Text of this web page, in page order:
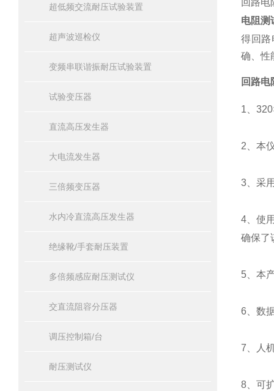
超低频交流耐压试验装置
超声波巡检仪
变频串联谐振耐压试验装置
试验变压器
直流高压发生器
大电流发生器
三倍频变压器
水内冷直流高压发生器
绝缘靴/手套耐压装置
多倍频感应耐压测试仪
交直流阻容分压器
调压控制箱/台
耐压测试仪
回路电
电阻测
得回路
确、性
回路电
1 、
2 、本
3 、采
4 、使
确保了
5 、本
6 、数
7 、人
8 、可